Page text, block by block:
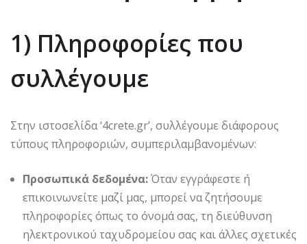
1) Πληροφορίες που
συλλέγουμε
Στην ιστοσελίδα ‘4crete.gr’, συλλέγουμε διάφορους
τύπους πληροφοριών, συμπεριλαμβανομένων:
Προσωπικά δεδομένα:Όταν εγγράφεστε ή
επικοινωνείτε μαζί μας, μπορεί να ζητήσουμε
πληροφορίες όπως το όνομά σας, τη διεύθυνση
ηλεκτρονικού ταχυδρομείου σας και άλλες σχετικές